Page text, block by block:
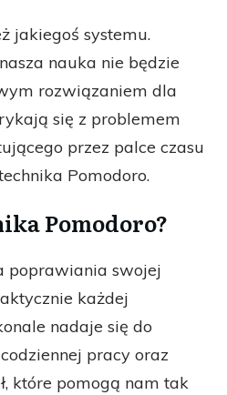
jakiegoś systemu.
nauka nie będzie
rozwiązaniem dla
się z problemem
przez palce czasu
Pomodoro.
Pomodoro?
poprawiania swojej
każdej
nadaje się do
pracy oraz
które pomogą nam tak